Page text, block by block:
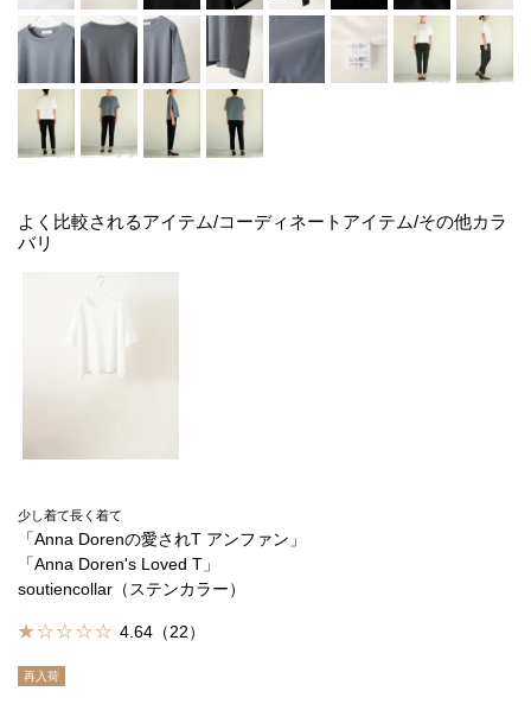
よく比較されるアイテム/コーディネートアイテム/その他カラ
バリ
少し着て長く着て
「Anna Dorenの愛されT アンファン」
「Anna Doren's Loved T」
soutiencollar（ステンカラー）
4.64（22）
再入荷